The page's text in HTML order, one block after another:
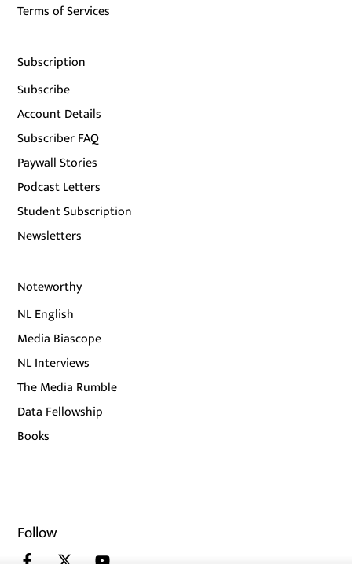
Terms of Services
Subscription
Subscribe
Account Details
Subscriber FAQ
Paywall Stories
Podcast Letters
Student Subscription
Newsletters
Noteworthy
NL English
Media Biascope
NL Interviews
The Media Rumble
Data Fellowship
Books
Follow